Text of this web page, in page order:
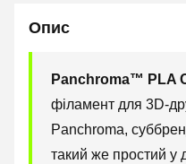
Опис
Panchroma™ PLA
філамент для 3D-
Panchroma,
такий же простий у